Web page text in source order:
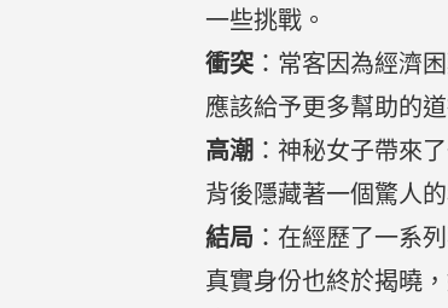
一些挑戰。
衝突 ：常客因為經濟
應該給予更多幫助的道
高潮 ：神秘女子帶來
背後隱藏著一個驚人的
結局 ：在經歷了一系
真實身份也終於揭曉